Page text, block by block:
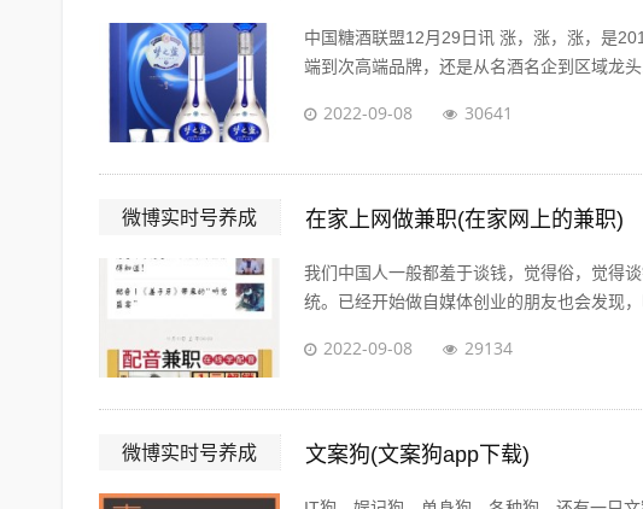
中国糖酒联盟12月29日讯 涨，涨，涨，是
端到次高端品牌，还是从名酒名企到区域龙头
2022-09-08 30641
微博实时号养成 在家上网做兼职(在家网上的兼职)
我们中国人一般都羞于谈钱，觉得俗，觉得
统。已经开始做自媒体创业的朋友也会发现，
2022-09-08 29134
微博实时号养成 文案狗(文案狗app下载)